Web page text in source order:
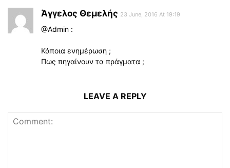
Άγγελος Θεμελής 23 June, 2016 At 19:19
@Admin :
Κάποια ενημέρωση ;
Πως πηγαίνουν τα πράγματα ;
LEAVE A REPLY